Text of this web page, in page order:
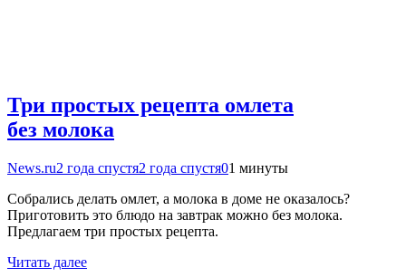
Три простых рецепта омлета
без молока
News.ru2 года спустя2 года спустя01 минуты
Собрались делать омлет, а молока в доме не оказалось?
Приготовить это блюдо на завтрак можно без молока.
Предлагаем три простых рецепта.
Читать далее